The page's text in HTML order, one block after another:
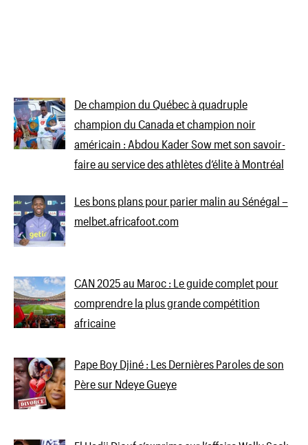
De champion du Québec à quadruple
champion du Canada et champion noir
américain : Abdou Kader Sow met son savoir-
faire au service des athlètes d’élite à Montréal
Les bons plans pour parier malin au Sénégal –
melbet.africafoot.com
CAN 2025 au Maroc : Le guide complet pour
comprendre la plus grande compétition
africaine
Pape Boy Djiné : Les Dernières Paroles de son
Père sur Ndeye Gueye